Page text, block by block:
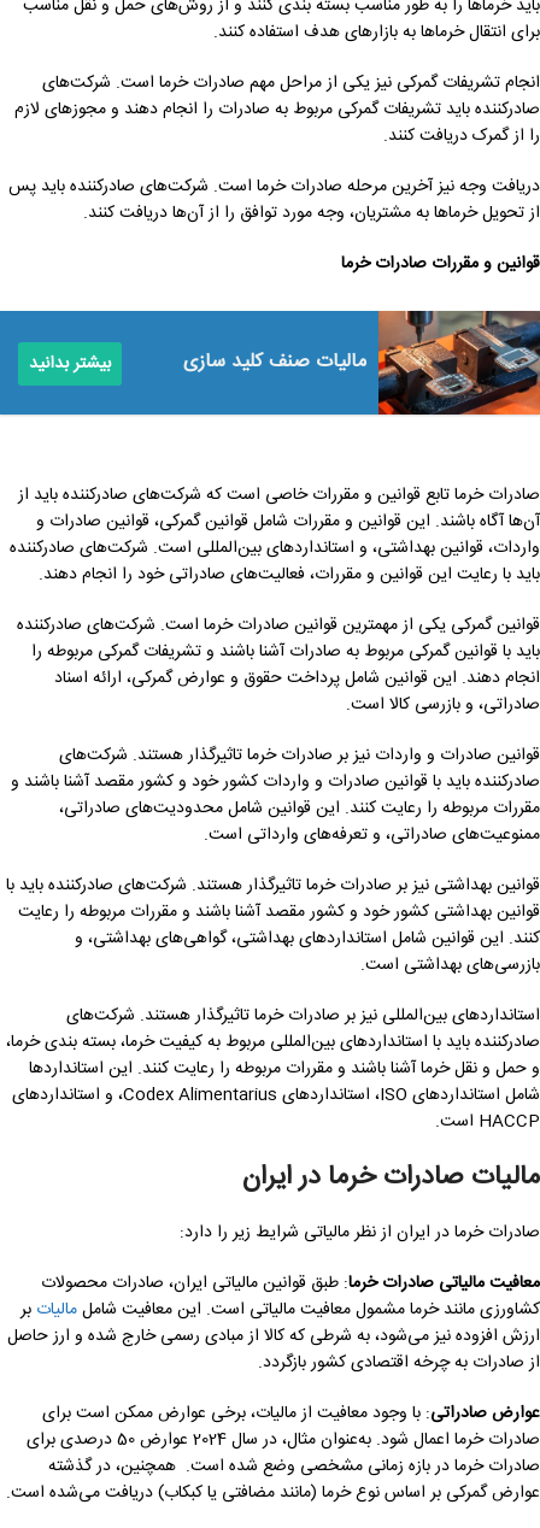
باید خرماها را به طور مناسب بسته بندی کنند و از روش‌های حمل و نقل مناسب
برای انتقال خرماها به بازارهای هدف استفاده کنند.
انجام تشریفات گمرکی نیز یکی از مراحل مهم صادرات خرما است. شرکت‌های
صادرکننده باید تشریفات گمرکی مربوط به صادرات را انجام دهند و مجوزهای لازم
را از گمرک دریافت کنند.
دریافت وجه نیز آخرین مرحله صادرات خرما است. شرکت‌های صادرکننده باید پس
از تحویل خرماها به مشتریان، وجه مورد توافق را از آن‌ها دریافت کنند.
قوانین و مقررات صادرات خرما
مالیات صنف کلید سازی بیشتر بدانید
صادرات خرما تابع قوانین و مقررات خاصی است که شرکت‌های صادرکننده باید از
آن‌ها آگاه باشند. این قوانین و مقررات شامل قوانین گمرکی، قوانین صادرات و
واردات، قوانین بهداشتی، و استانداردهای بین‌المللی است. شرکت‌های صادرکننده
باید با رعایت این قوانین و مقررات، فعالیت‌های صادراتی خود را انجام دهند.
قوانین گمرکی یکی از مهمترین قوانین صادرات خرما است. شرکت‌های صادرکننده
باید با قوانین گمرکی مربوط به صادرات آشنا باشند و تشریفات گمرکی مربوطه را
انجام دهند. این قوانین شامل پرداخت حقوق و عوارض گمرکی، ارائه اسناد
صادراتی، و بازرسی کالا است.
قوانین صادرات و واردات نیز بر صادرات خرما تاثیرگذار هستند. شرکت‌های
صادرکننده باید با قوانین صادرات و واردات کشور خود و کشور مقصد آشنا باشند و
مقررات مربوطه را رعایت کنند. این قوانین شامل محدودیت‌های صادراتی،
ممنوعیت‌های صادراتی، و تعرفه‌های وارداتی است.
قوانین بهداشتی نیز بر صادرات خرما تاثیرگذار هستند. شرکت‌های صادرکننده باید با
قوانین بهداشتی کشور خود و کشور مقصد آشنا باشند و مقررات مربوطه را رعایت
کنند. این قوانین شامل استانداردهای بهداشتی، گواهی‌های بهداشتی، و
بازرسی‌های بهداشتی است.
استانداردهای بین‌المللی نیز بر صادرات خرما تاثیرگذار هستند. شرکت‌های
صادرکننده باید با استانداردهای بین‌المللی مربوط به کیفیت خرما، بسته بندی خرما،
و حمل و نقل خرما آشنا باشند و مقررات مربوطه را رعایت کنند. این استانداردها
شامل استانداردهای ISO، استانداردهای Codex Alimentarius، و استانداردهای
HACCP است.
مالیاتصادرات خرما در ایران
صادرات خرما در ایران از نظر مالیاتی شرایط زیر را دارد:
معافیت مالیاتی صادرات خرما: طبق قوانین مالیاتی ایران، صادرات محصولات
کشاورزی مانند خرما مشمول معافیت مالیاتی است. این معافیت شاملمالیات بر
ارزش افزوده نیز می‌شود، به شرطی که کالا از مبادی رسمی خارج شده و ارز حاصل
از صادرات به چرخه اقتصادی کشور بازگردد.
عوارض صادراتی: با وجود معافیت از مالیات، برخی عوارض ممکن است برای
صادرات خرما اعمال شود. به‌عنوان مثال، در سال 2024 عوارض 50 درصدی برای
صادرات خرما در بازه زمانی مشخصی وضع شده است. همچنین، در گذشته
عوارض گمرکی بر اساس نوع خرما (مانند مضافتی یا کبکاب) دریافت می‌شده است.